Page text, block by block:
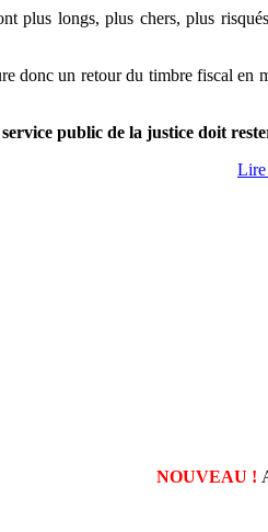
plus longs, plus chers, plus
donc un retour du timbre fiscal
public de la justice doit
Lire
NOUVEAU !